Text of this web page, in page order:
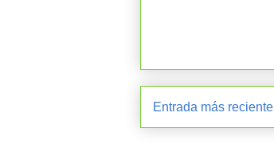
Entrada más reciente